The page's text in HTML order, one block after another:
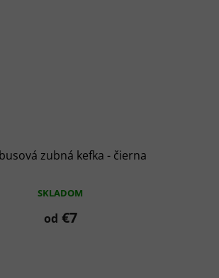
zubná kefka - čierna
SKLADOM
od €7